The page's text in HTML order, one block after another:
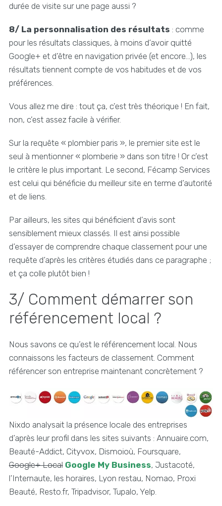
durée de visite sur une page aussi ?
8/ La personnalisation des résultats : comme
pour les résultats classiques, à moins d’avoir quitté
Google+ et d’être en navigation privée (et encore…), les
résultats tiennent compte de vos habitudes et de vos
préférences.
Vous allez me dire : tout ça, c’est très théorique ! En fait,
non, c’est assez facile à vérifier.
Sur la requête « plombier paris », le premier site est le
seul à mentionner « plomberie » dans son titre ! Or c’est
le critère le plus important. Le second, Fécamp Services
est celui qui bénéficie du meilleur site en terme d’autorité
et de liens.
Par ailleurs, les sites qui bénéficient d’avis sont
sensiblement mieux classés. Il est ainsi possible
d’essayer de comprendre chaque classement pour une
requête d’après les critères étudiés dans ce paragraphe ;
et ça colle plutôt bien !
3/ Comment démarrer son
référencement local ?
Nous savons ce qu’est le référencement local. Nous
connaissons les facteurs de classement. Comment
référencer son entreprise maintenant concrètement ?
Nixdo analysait la présence locale des entreprises
d’après leur profil dans les sites suivants : Annuaire.com,
Beauté-Addict, Cityvox, Dismoioù, Foursquare,
Google+ LocalGoogle My Business, Justacoté,
l’Internaute, les horaires, Lyon restau, Nomao, Proxi
Beauté, Resto.fr, Tripadvisor, Tupalo, Yelp.